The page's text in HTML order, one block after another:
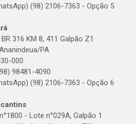
(98) 2106-7363 - Opção 5
316 KM 8, 411 Galpão Z1
PA
000
98481-4090
(98) 2106-7363 - Opção 6
- Lote n°029A, Galpão 1